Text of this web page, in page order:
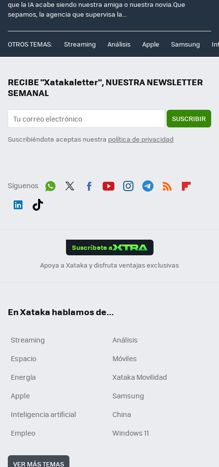
que la IA acabe siendo nuestra amiga o nuestra novia.Que
sepamos, la agencia que supervisa la...
OTROS TEMAS: Streaming Análisis Apple Samsung
RECIBE "Xatakaletter", NUESTRA NEWSLETTER
SEMANAL
SUSCRIBIR
Suscribiéndote aceptas nuestra política de privacidad
Síguenos
Suscríbete a
Apoya a Xataka y disfruta ventajas exclusivas
En Xataka hablamos de...
Streaming
Análisis
Espacio
Móviles
Energía
Xataka Movilidad
Apple
Samsung
Inteligencia artificial
China
Empleo
Windows 11
VER MÁS TEMAS